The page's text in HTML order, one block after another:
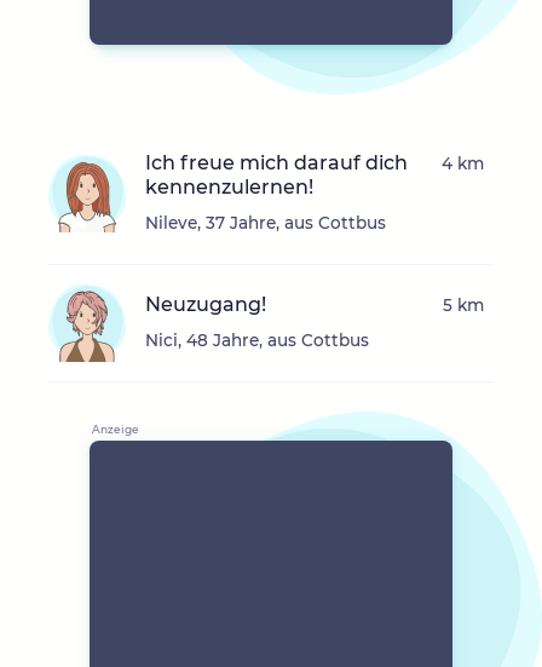
Ich freue mich darauf dich
kennenzulernen!
Nileve, 37 Jahre, aus Cottbus
4 km
Neuzugang!
Nici, 48 Jahre, aus Cottbus
5 km